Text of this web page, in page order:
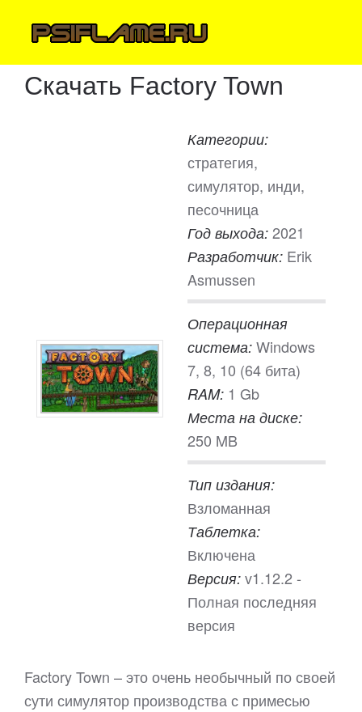
Скачать Factory Town
Категории:
стратегия,
симулятор, инди,
песочница
Год выхода: 2021
Разработчик: Erik
Asmussen
Операционная
система: Windows
7, 8, 10 (64 бита)
RAM: 1 Gb
Места на диске:
250 MB
Тип издания:
Взломанная
Таблетка:
Включена
Версия: v1.12.2 -
Полная последняя
версия
Factory Town – это очень необычный по своей
сути симулятор производства с примесью